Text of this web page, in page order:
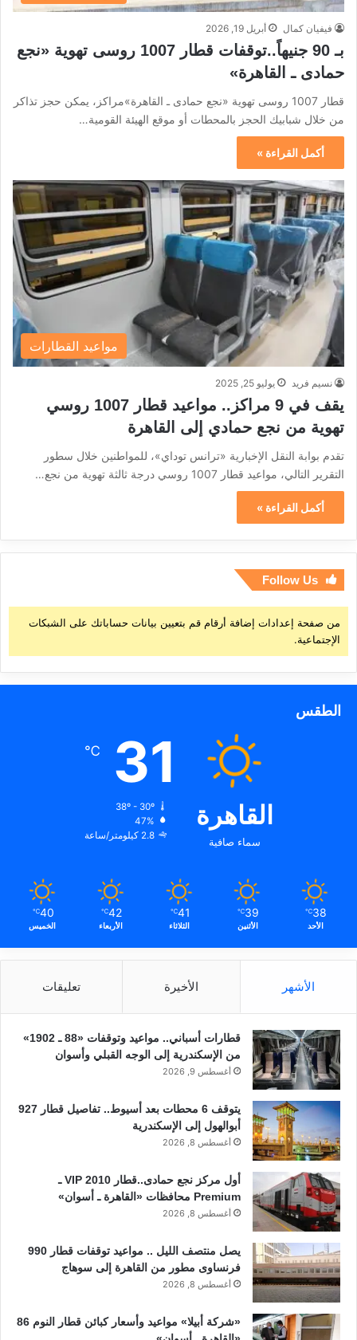
فيفيان كمال أبريل 19, 2026
بـ 90 جنيهاً..توقفات قطار 1007 روسى تهوية «نجع
حمادى ـ القاهرة»
قطار 1007 روسى تهوية «نجع حمادى ـ القاهرة»مراكز، يمكن حجز تذاكر
من خلال شبابيك الحجز بالمحطات أو موقع الهيئة القومية…
أكمل القراءة »
مواعيد القطارات
نسيم فريد يوليو 25, 2025
يقف في 9 مراكز.. مواعيد قطار 1007 روسي
تهوية من نجع حمادي إلى القاهرة
تقدم بوابة النقل الإخبارية «ترانس توداي»، للمواطنين خلال سطور
التقرير التالي، مواعيد قطار 1007 روسي درجة ثالثة تهوية من نجع…
أكمل القراءة »
Follow Us
من صفحة إعدادات إضافة أرقام قم بتعيين بيانات حساباتك على الشبكات
الإجتماعية.
الطقس
القاهرة
سماء صافية
31
℃
38º - 30º
47%
2.8 كيلومتر/ساعة
38
℃
الأحد
39
℃
الأثنين
41
℃
الثلاثاء
42
℃
الأربعاء
40
℃
الخميس
الأشهر الأخيرة تعليقات
قطارات أسباني.. مواعيد وتوقفات «88 ـ 1902»
من الإسكندرية إلى الوجه القبلي وأسوان
أغسطس 9, 2026
يتوقف 6 محطات بعد أسيوط.. تفاصيل قطار 927
أبوالهول إلى الإسكندرية
أغسطس 8, 2026
أول مركز نجع حمادى..قطار 2010 VIP ـ
Premium محافظات «القاهرة ـ أسوان»
أغسطس 8, 2026
يصل منتصف الليل .. مواعيد توقفات قطار 990
فرنساوى مطور من القاهرة إلى سوهاج
أغسطس 8, 2026
«شركة أبيلا» مواعيد وأسعار كبائن قطار النوم 86